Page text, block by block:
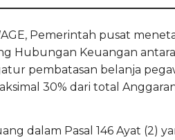
Pemerintah pusat
Hubungan Keuangan
pembatasan belanja
30% dari total
dalam Pasal 146 Ayat (2)